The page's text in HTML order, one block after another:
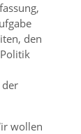
den
wollen